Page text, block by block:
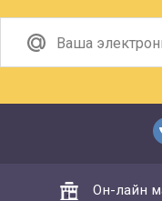
Он-лайн